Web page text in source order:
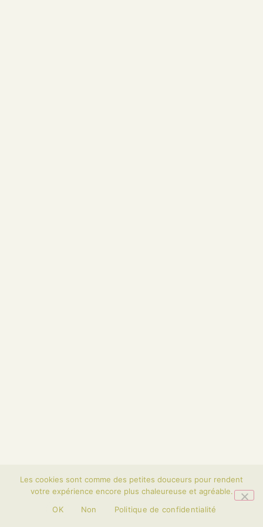
Les cookies sont comme des petites douceurs pour rendent
votre expérience encore plus chaleureuse et agréable.
OK
Non Politique de confidentialité